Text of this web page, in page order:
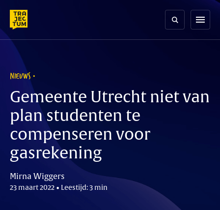
content
menu
NIEUWS
Gemeente Utrecht niet van
plan studenten te
compenseren voor
gasrekening
Mirna Wiggers
23 maart 2022 • Leestijd: 3 min